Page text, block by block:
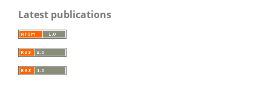
Latest publications